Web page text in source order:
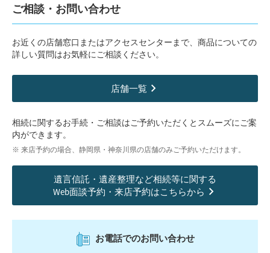
ご相談・お問い合わせ
お近くの店舗窓口またはアクセスセンターまで、商品についての
詳しい質問はお気軽にご相談ください。
店舗一覧
相続に関するお手続・ご相談はご予約いただくとスムーズにご案
内ができます。
来店予約の場合、静岡県・神奈川県の店舗のみご予約いただけます。
遺言信託・遺産整理など相続等に関する
Web面談予約・来店予約はこちらから
お電話でのお問い合わせ